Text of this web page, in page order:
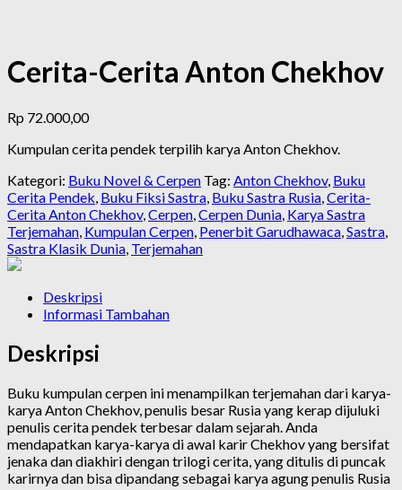
Cerita-Cerita Anton Chekhov
Rp 72.000,00
Kumpulan cerita pendek terpilih karya Anton Chekhov.
Kategori: Buku Novel & Cerpen Tag: Anton Chekhov, Buku
Cerita Pendek, Buku Fiksi Sastra, Buku Sastra Rusia,Cerita-
Cerita Anton Chekhov,Cerpen,Cerpen Dunia, Karya Sastra
Terjemahan, Kumpulan Cerpen, Penerbit Garudhawaca,Sastra,
Sastra Klasik Dunia, Terjemahan
Deskripsi
Informasi Tambahan
Deskripsi
Buku kumpulan cerpen ini menampilkan terjemahan dari karya-
karya Anton Chekhov, penulis besar Rusia yang kerap dijuluki
penulis cerita pendek terbesar dalam sejarah. Anda
mendapatkan karya-karya di awal karir Chekhov yang bersifat
jenaka dan diakhiri dengan trilogi cerita, yang ditulis di puncak
karirnya dan bisa dipandang sebagai karya agung penulis Rusia